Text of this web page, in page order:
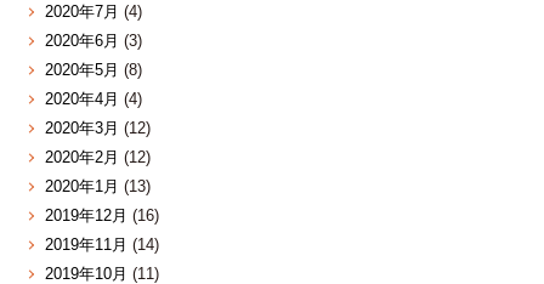
2020年7月 (4)
2020年6月 (3)
2020年5月 (8)
2020年4月 (4)
2020年3月 (12)
2020年2月 (12)
2020年1月 (13)
2019年12月 (16)
2019年11月 (14)
2019年10月 (11)